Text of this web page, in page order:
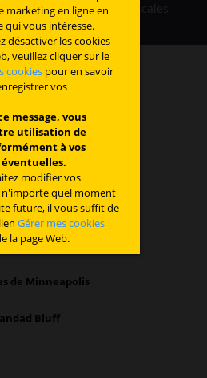
en une douzaine d’escales
incontournables.
Bighorn
Rushmore
de Minneapolis
Bluff
marketing en ligne en
qui vous intéresse.
désactiver les cookies
veuillez cliquer sur le
cookies pour en savoir
vos
message, vous
utilisation de
à vos
modifier vos
n'importe quel moment
future, il vous suffit de
Gérer mes cookies
la page Web.